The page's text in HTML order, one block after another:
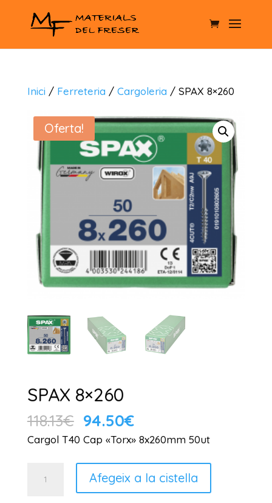
Inici / Ferreteria / Cargoleria / SPAX 8×260
Oferta!
SPAX 8×260
118.13€ El
preu
era:
118.13€.
94.50€El
preu
és:
94.50€.
Cargol T40 Cap «Torx» 8x260mm 50ut
Afegeix a la cistella